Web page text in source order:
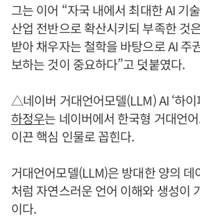
그는 이어 “자국 내에서 최대한 AI 기
산업 전반으로 확산시키되 부족한 것
받아 채우자는 철학을 바탕으로 AI 주
보하는 것이 중요하다”고 덧붙였다.
△네이버 거대언어모델(LLM) AI ‘하이
하정우는 네이버에서 한국형 거대언
이끈 핵심 인물로 꼽힌다.
거대언어모델(LLM)은 방대한 양의 데
처럼 자연스러운 언어 이해와 생성이
이다.